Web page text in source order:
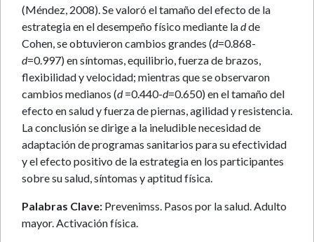
(Méndez, 2008). Se valoró el tamaño del efecto de la
estrategia en el desempeño físico mediante ladde
Cohen, se obtuvieron cambios grandes (d=0.868-
d=0.997) en síntomas, equilibrio, fuerza de brazos,
flexibilidad y velocidad; mientras que se observaron
cambios medianos (d=0.440-d=0.650) en el tamaño del
efecto en salud y fuerza de piernas, agilidad y resistencia.
La conclusión se dirige a la ineludible necesidad de
adaptación de programas sanitarios para su efectividad
y el efecto positivo de la estrategia en los participantes
sobre su salud, síntomas y aptitud física.
Palabras Clave: Prevenimss. Pasos por la salud. Adulto
mayor. Activación física.